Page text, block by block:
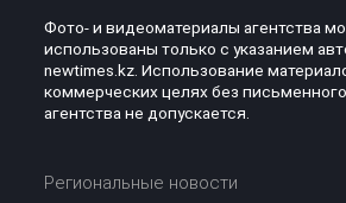
Фото- и видеоматериалы агентства
использованы только с указанием
newtimes.kz. Использование
коммерческих целях без
агентства не допускается.
Региональные новости